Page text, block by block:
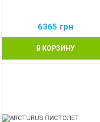
6365 грн
В КОРЗИНУ